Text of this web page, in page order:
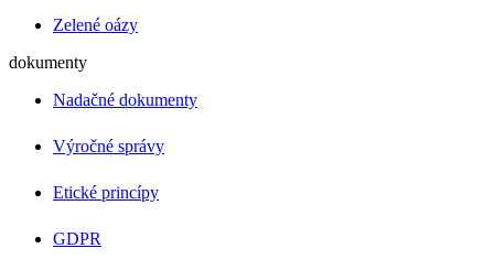
Zelené oázy
dokumenty
Nadačné dokumenty
Výročné správy
Etické princípy
GDPR